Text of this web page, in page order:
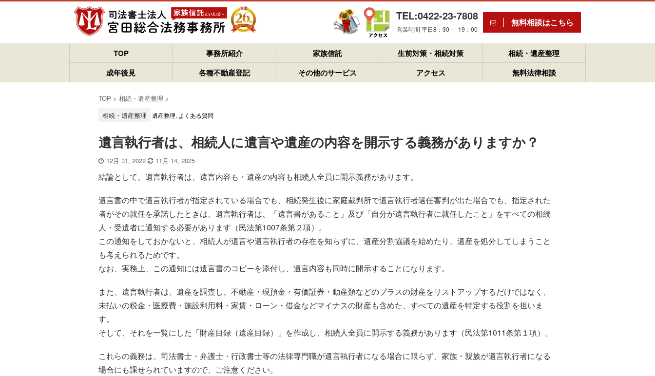
TEL:0422-23-7808
営業時間 平日8：30 ― 19：00
無料相談はこちら
TOP 事務所紹介 家族信託 生前対策・相続対策
相続・遺産整理
成年後見
各種不動産登記 その他のサービス アクセス 無料法律相談
TOP > 相続・遺産整理 >
相続・遺産整理
遺産整理, よくある質問
遺言執行者は、相続人に遺言や遺産の内容を開示する義務がありますか？
12月 31, 2022 11月 14, 2025
結論として、遺言執行者は、遺言内容も・遺産の内容も相続人全員に開示義務があります。
遺言書の中で遺言執行者が指定されている場合でも、相続発生後に家庭裁判所で遺言執行者選任審判が出た場合でも、指定された
者がその就任を承諾したときは、遺言執行者は、「遺言書があること」及び「自分が遺言執行者に就任したこと」をすべての相続
人・受遺者に通知する必要があります（民法第1007条第２項）。
この通知をしておかないと、相続人が遺言や遺言執行者の存在を知らずに、遺産分割協議を始めたり、遺産を処分してしまうこと
も考えられるためです。
なお、実務上、この通知には遺言書のコピーを添付し、遺言内容も同時に開示することになります。
また、遺言執行者は、遺産を調査し、不動産・現預金・有価証券・動産類などのプラスの財産をリストアップするだけではなく、
未払いの税金・医療費・施設利用料・家賃・ローン・借金などマイナスの財産も含めた、すべての遺産を特定する役割を担いま
す。
そして、それを一覧にした「財産目録（遺産目録）」を作成し、相続人全員に開示する義務があります（民法第1011条第１項）。
これらの義務は、司法書士・弁護士・行政書士等の法律専門職が遺言執行者になる場合に限らず、家族・親族が遺言執行者になる
場合にも課せられていますので、ご注意ください。